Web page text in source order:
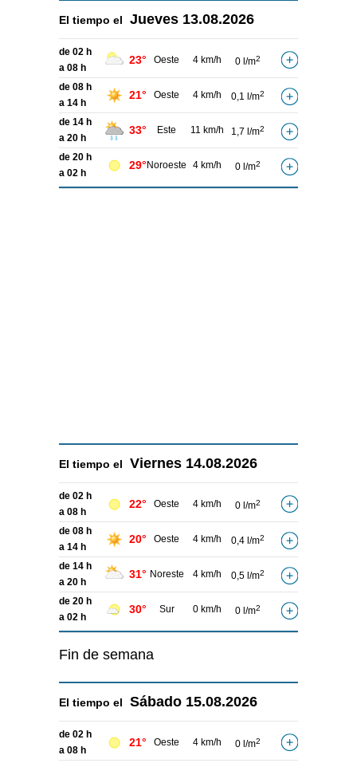
El tiempo el Jueves 13.08.2026
de 02 h
a 08 h
23° Oeste 4 km/h 0 l/m2
de 08 h
a 14 h
21° Oeste 4 km/h 0,1 l/m2
de 14 h
a 20 h
33° Este 11 km/h 1,7 l/m2
de 20 h
a 02 h
29° Noroeste 4 km/h 0 l/m2
El tiempo el Viernes 14.08.2026
de 02 h
a 08 h
22° Oeste 4 km/h 0 l/m2
de 08 h
a 14 h
20° Oeste 4 km/h 0,4 l/m2
de 14 h
a 20 h
31° Noreste 4 km/h 0,5 l/m2
de 20 h
a 02 h
30° Sur 0 km/h 0 l/m2
Fin de semana
El tiempo el Sábado 15.08.2026
de 02 h
a 08 h
21° Oeste 4 km/h 0 l/m2